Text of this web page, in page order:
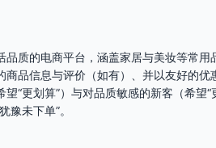
品质的电商平台，涵盖家居与美妆等常
商品信息与评价（如有）、并以友好的
“更划算”）与对品质敏感的新客（希望
未下单”。